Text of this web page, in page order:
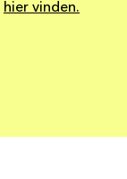
hier vinden.